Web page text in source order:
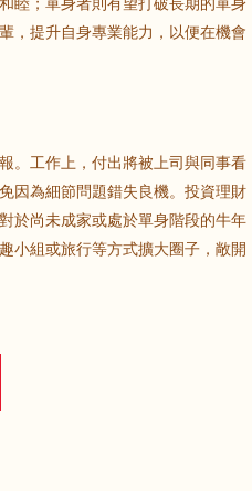
，提升自身專業能力，以便在機會
。工作上，付出將被上司與同事看
因為細節問題錯失良機。投資理財
於尚未成家或處於單身階段的牛年
小組或旅行等方式擴大圈子，敞開
龍 蛇 馬
猴 雞 狗